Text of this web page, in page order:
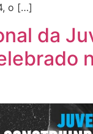
o […]
da